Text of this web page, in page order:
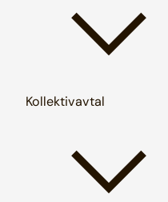
Kollektivavtal